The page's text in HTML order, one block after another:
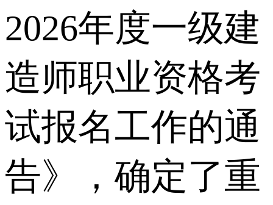
2026年度一级建
造师职业资格考
试报名工作的通
告》，确定了重